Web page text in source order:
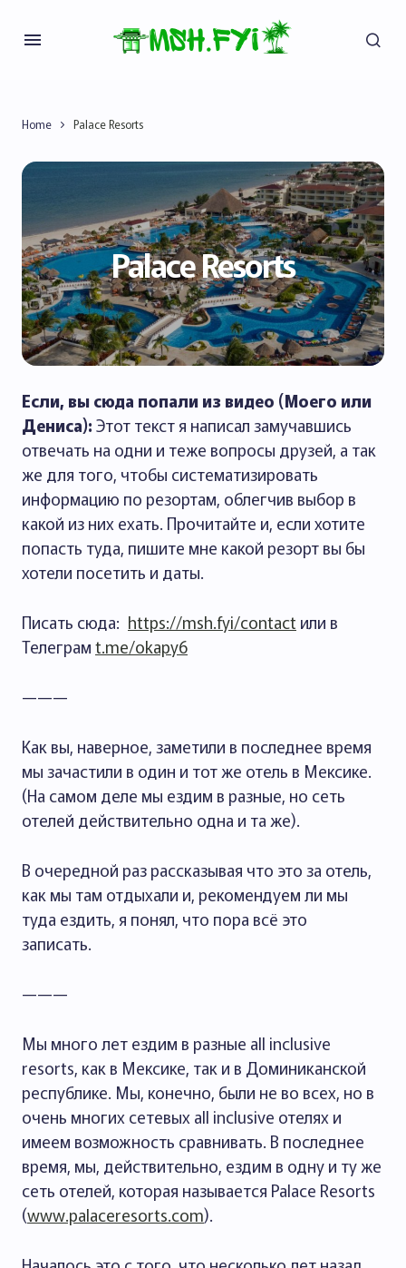
Home Palace Resorts
Palace Resorts
Если, вы сюда попали из видео (Моего или
Дениса):Этот текст я написал замучавшись
отвечать на одни и теже вопросы друзей, а так
же для того, чтобы систематизировать
информацию по резортам, облегчив выбор в
какой из них ехать. Прочитайте и, если хотите
попасть туда, пишите мне какой резорт вы бы
хотели посетить и даты.
Писать сюда: https://msh.fyi/contact или в
Телеграмt.me/okapy6
———
Как вы, наверное, заметили в последнее время
мы зачастили в один и тот же отель в Мексике.
(На самом деле мы ездим в разные, но сеть
отелей действительно одна и та же).
В очередной раз рассказывая что это за отель,
как мы там отдыхали и, рекомендуем ли мы
туда ездить, я понял, что пора всё это
записать.
———
Мы много лет ездим в разные all inclusive
resorts, как в Мексике, так и в Доминиканской
республике. Мы, конечно, были не во всех, но в
очень многих сетевых all inclusive отелях и
имеем возможность сравнивать. В последнее
время, мы, действительно, ездим в одну и ту же
сеть отелей, которая называется Palace Resorts
(www.palaceresorts.com).